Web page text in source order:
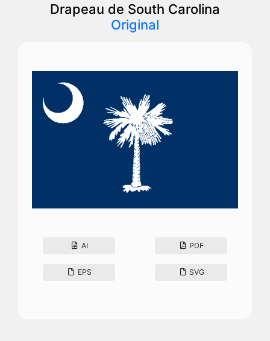
Drapeau de South Carolina
Original
AI PDF
EPS SVG